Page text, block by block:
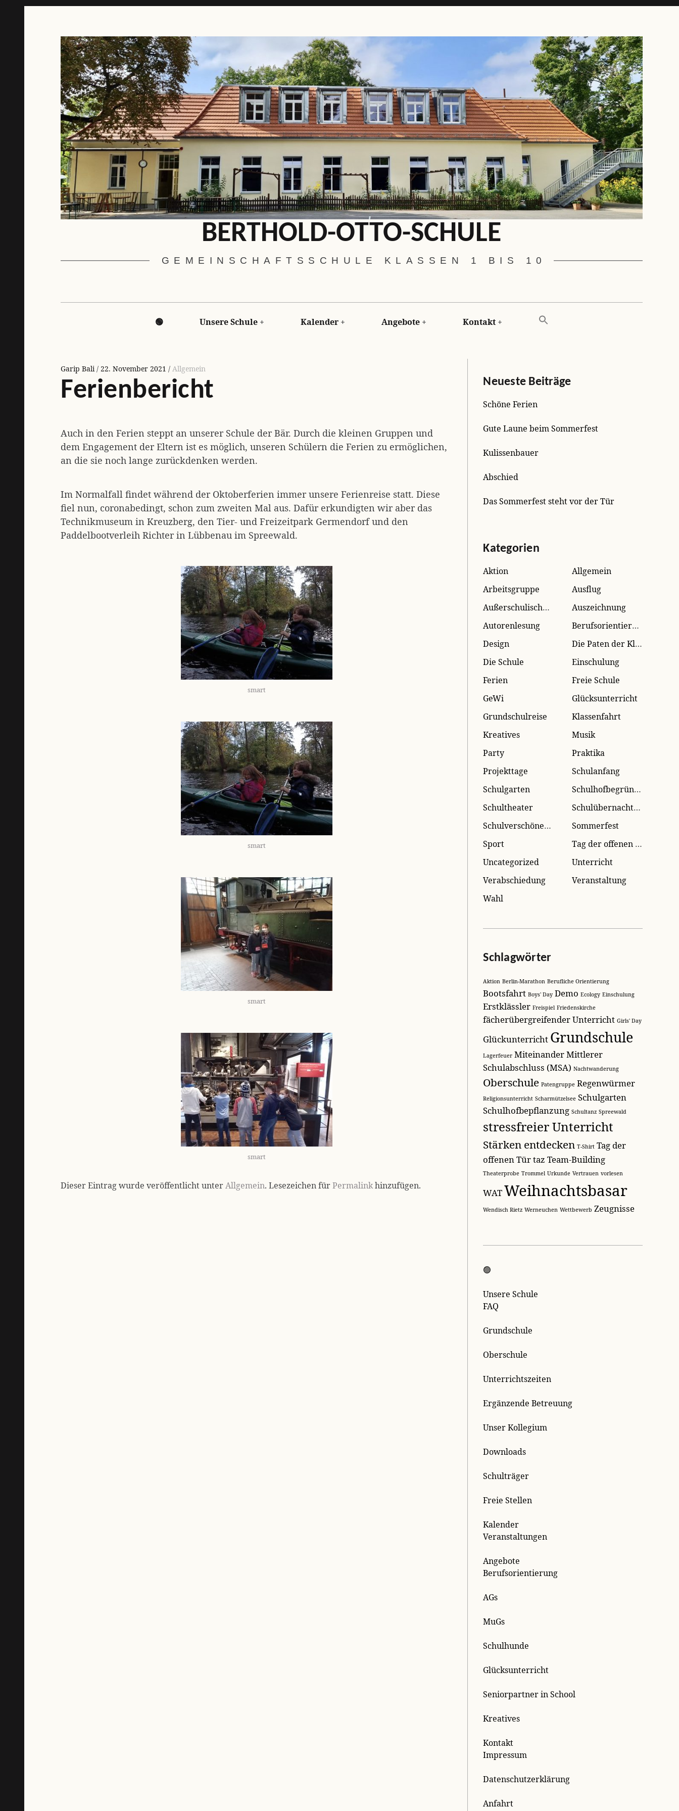
BERTHOLD-OTTO-SCHULE
GEMEINSCHAFTSSCHULE KLASSEN 1 BIS 10
Hauptnavigation
🟢 Unsere Schule Kalender Angebote Kontakt
Garip Bali 22. November 2021 Allgemein
Ferienbericht
Auch in den Ferien steppt an unserer Schule der Bär. Durch die kleinen Gruppen und
dem Engagement der Eltern ist es möglich, unseren Schülern die Ferien zu ermöglichen,
an die sie noch lange zurückdenken werden.
Im Normalfall findet während der Oktoberferien immer unsere Ferienreise statt. Diese
fiel nun, coronabedingt, schon zum zweiten Mal aus. Dafür erkundigten wir aber das
Technikmuseum in Kreuzberg, den Tier- und Freizeitpark Germendorf und den
Paddelbootverleih Richter in Lübbenau im Spreewald.
smart
smart
smart
smart
Dieser Eintrag wurde veröffentlicht unterAllgemein. Lesezeichen fürPermalinkhinzufügen.
Neueste Beiträge
Schöne Ferien
Gute Laune beim Sommerfest
Kulissenbauer
Abschied
Das Sommerfest steht vor der Tür
Kategorien
Aktion
Allgemein
Arbeitsgruppe
Ausflug
Außerschulisches Lernen
Auszeichnung
Autorenlesung
Berufsorientierung
Design
Die Paten der Kleinen
Die Schule
Einschulung
Ferien
Freie Schule
GeWi
Glücksunterricht
Grundschulreise
Klassenfahrt
Kreatives
Musik
Party
Praktika
Projekttage
Schulanfang
Schulgarten
Schulhofbegrünung
Schultheater
Schulübernachtung
Schulverschönerung
Sommerfest
Sport
Tag der offenen Tür
Uncategorized
Unterricht
Verabschiedung
Veranstaltung
Wahl
Schlagwörter
Aktion Berlin-Marathon Berufliche Orientierung
Bootsfahrt Boys' Day Demo Ecology Einschulung
Erstklässler Freispiel Friedenskirche
fächerübergreifender Unterricht Girls' Day
Glückunterricht Grundschule
Lagerfeuer MiteinanderMittlerer
Schulabschluss (MSA) Nachtwanderung
Oberschule Patengruppe Regenwürmer
Religionsunterricht Scharmützelsee Schulgarten
Schulhofbepflanzung Schultanz Spreewald
stressfreier Unterricht
Stärken entdecken T-Shirt Tag der
offenen Türtaz Team-Building
Theaterprobe Trommel Urkunde Vertrauen vorlesen
WATWeihnachtsbasar
Wendisch Rietz Werneuchen Wettbewerb Zeugnisse
🟢
Unsere Schule
FAQ
Grundschule
Oberschule
Unterrichtszeiten
Ergänzende Betreuung
Unser Kollegium
Downloads
Schulträger
Freie Stellen
Kalender
Veranstaltungen
Angebote
Berufsorientierung
AGs
MuGs
Schulhunde
Glücksunterricht
Seniorpartner in School
Kreatives
Kontakt
Impressum
Datenschutzerklärung
Anfahrt